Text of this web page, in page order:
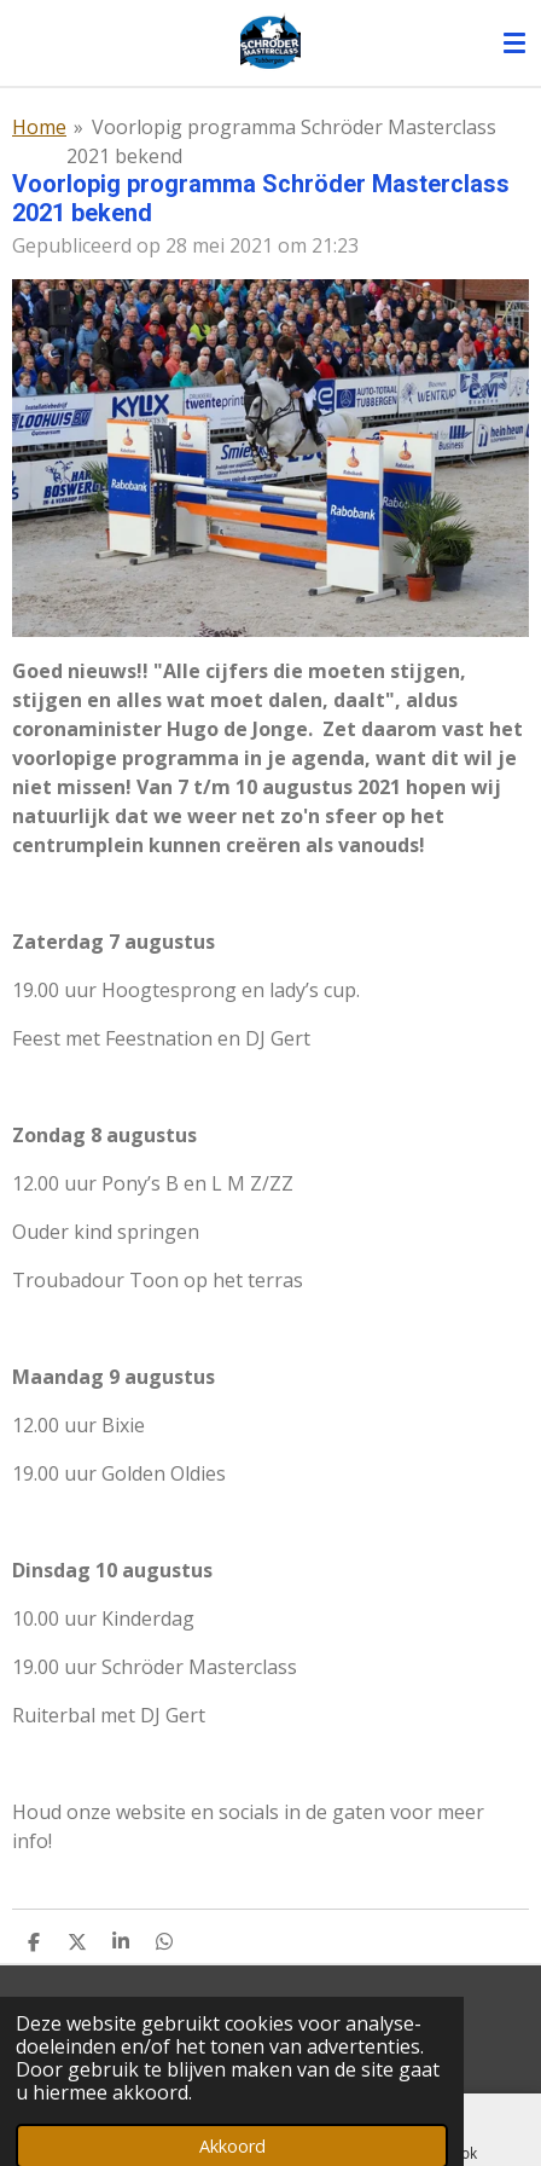
Deze website gebruikt cookies voor analyse-
doeleinden en/of het tonen van advertenties.
Door gebruik te blijven maken van de site gaat
u hiermee akkoord.
Akkoord
hoofdinhoud
Home » Voorlopig programma Schröder Masterclass
2021 bekend
Voorlopig programma Schröder Masterclass
2021 bekend
Gepubliceerd op 28 mei 2021 om 21:23
Goed nieuws!! "Alle cijfers die moeten stijgen,
stijgen en alles wat moet dalen, daalt", aldus
coronaminister Hugo de Jonge. Zet daarom vast het
voorlopige programma in je agenda, want dit wil je
niet missen! Van 7 t/m 10 augustus 2021 hopen wij
natuurlijk dat we weer net zo'n sfeer op het
centrumplein kunnen creëren als vanouds!
Zaterdag 7 augustus
19.00 uur Hoogtesprong en lady’s cup.
Feest met Feestnation en DJ Gert
Zondag 8 augustus
12.00 uur Pony’s B en L M Z/ZZ
Ouder kind springen
Troubadour Toon op het terras
Maandag 9 augustus
12.00 uur Bixie
19.00 uur Golden Oldies
Dinsdag 10 augustus
10.00 uur Kinderdag
19.00 uurSchröder Masterclass
Ruiterbal met DJ Gert
Houd onze website en socials in de gaten voor meer
info!
D
E
N
D
E
S
H
E
D
E
N
Kaart Facebook